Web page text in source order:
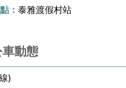
： 泰雅渡假村站
動態
)